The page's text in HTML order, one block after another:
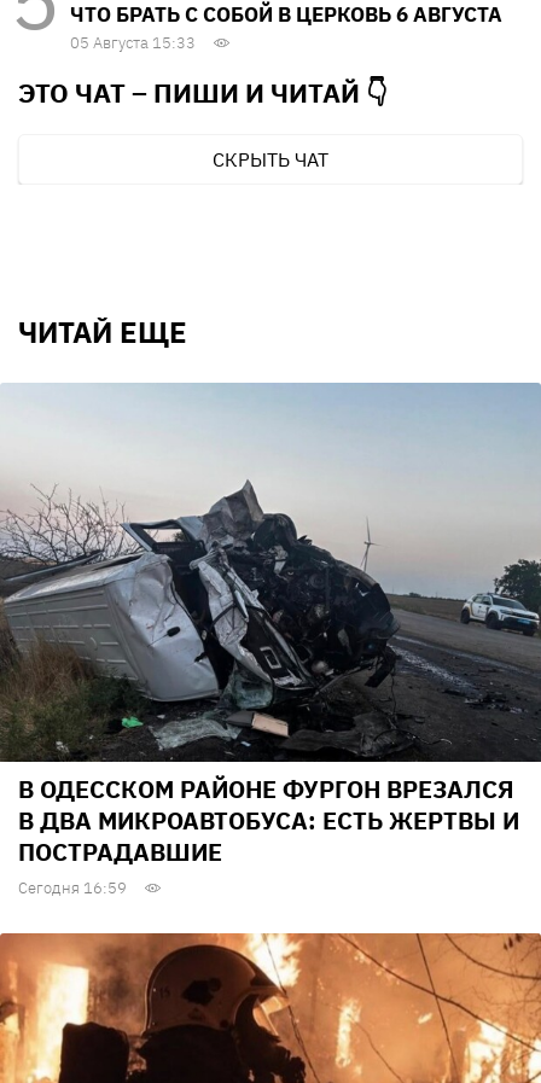
ЧТО БРАТЬ С СОБОЙ В ЦЕРКОВЬ 6 АВГУСТА
05 Августа 15:33
ЭТО ЧАТ – ПИШИ И ЧИТАЙ 👇
СКРЫТЬ ЧАТ
ЧИТАЙ ЕЩЕ
В ОДЕССКОМ РАЙОНЕ ФУРГОН ВРЕЗАЛСЯ
В ДВА МИКРОАВТОБУСА: ЕСТЬ ЖЕРТВЫ И
ПОСТРАДАВШИЕ
Сегодня 16:59